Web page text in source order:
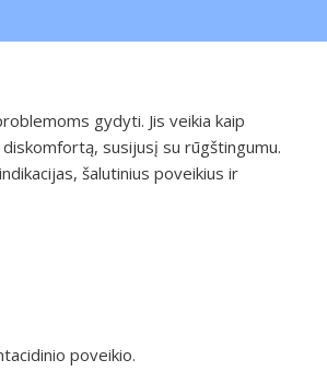
gydyti. Jis veikia kaip
susijusį su rūgštingumu.
šalutinius poveikius ir
poveikio.